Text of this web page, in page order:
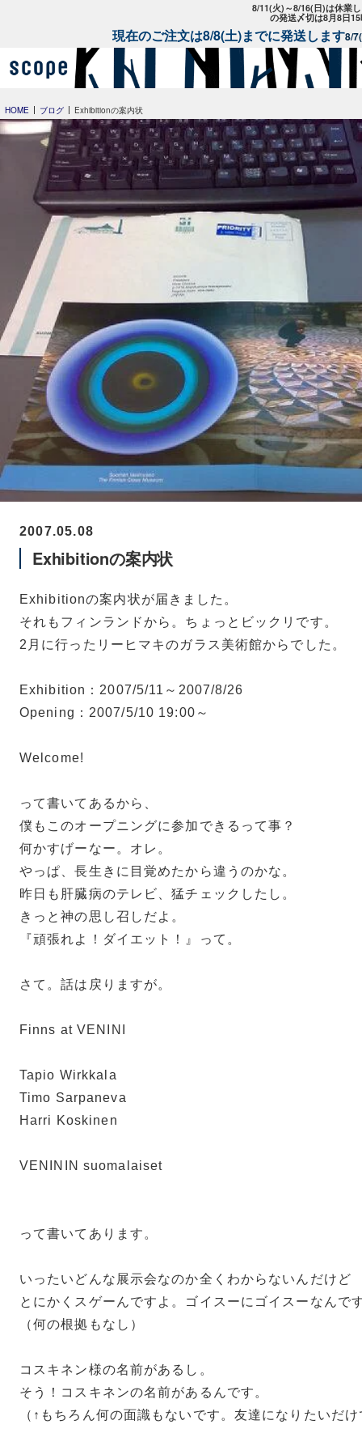
8/11(火)～8/16(日)は休業
の発送〆切は8月8日
現在のご注文は8/8(土)までに発送します8/
HOME ブログ Exhibitionの案内状
2007.05.08
Exhibitionの案内状
Exhibitionの案内状が届きました。
それもフィンランドから。ちょっとビックリです。
2月に行ったリーヒマキのガラス美術館からでした。
Exhibition：2007/5/11～2007/8/26
Opening：2007/5/10 19:00～
Welcome!
って書いてあるから、
僕もこのオープニングに参加できるって事？
何かすげーなー。オレ。
やっぱ、長生きに目覚めたから違うのかな。
昨日も肝臓病のテレビ、猛チェックしたし。
きっと神の思し召しだよ。
『頑張れよ！ダイエット！』って。
さて。話は戻りますが。
Finns at VENINI
Tapio Wirkkala
Timo Sarpaneva
Harri Koskinen
VENININ suomalaiset
って書いてあります。
いったいどんな展示会なのか全くわからないんだけど
とにかくスゲーんですよ。ゴイスーにゴイスーなんで
（何の根拠もなし）
コスキネン様の名前があるし。
そう！コスキネンの名前があるんです。
（↑もちろん何の面識もないです。友達になりたいだ